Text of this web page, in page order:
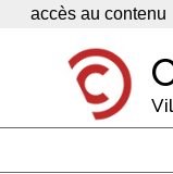
Panneau de gestion des
accès au contenu